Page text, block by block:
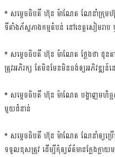
* សម្ដេចធិបតី ហ៊ុន ម៉ាណែត ណែនាំក្រុមហ៊ុ
ទីតាំងភ័ស្ដភាងកម្មតំបន់ នៅខេត្តសៀមរាប
* សម្ដេចធិបតី ហ៊ុន ម៉ាណែត ថ្លែងថា ដូន
ត្រូវអភិរក្ស តែមិនមែនមិនចង់ឲ្យអភិវឌ្ឍន៍ន
* សម្ដេចធិបតី ហ៊ុន ម៉ាណែត បង្ហាញមហិច្ឆត
មួយជំនាន់
* សម្ដេចធិបតី ហ៊ុន ម៉ាណែត ណែនាំឲ្យប្រ
ទទួលខុសត្រូវ ដើម្បីកុំឲ្យព័ត៌មានក្លែងក្លា